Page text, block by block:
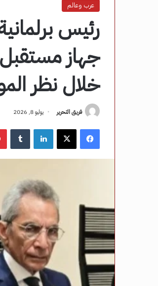
عرب وعالم
رئيس
جهاز
خلال نظر
فريق التحرير يوليو 8, 2026
فيسبوك ‫X لينكدإن